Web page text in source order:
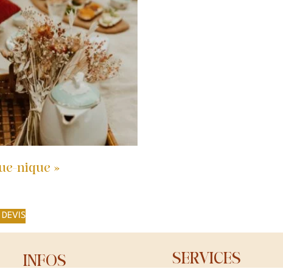
nique »
INFOS SERVICES